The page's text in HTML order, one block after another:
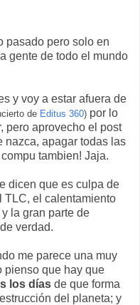
pasado pero solo en
gente de todo el mundo
y voy a estar afuera de
de Editus 360) por lo
pero aprovecho el post
nazca, apagar todas las
tambien! Jaja.
dicen que es culpa de
TLC, el calentamiento
la gran parte de
verdad.
me parece una muy
pienso que hay que
los días de que forma
del planeta; y